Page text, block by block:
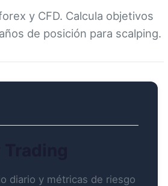
y CFD. Calcula objetivos
de posición para scalping.
diario y métricas de riesgo